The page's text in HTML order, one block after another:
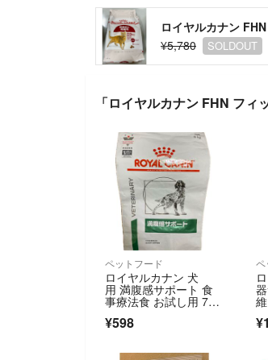
ロイヤルカナン
¥5,780
SOLDOUT
「ロイヤルカナン FHN フ
ペットフード
ロイヤルカナン 犬
用 満腹感サポート 食
事療法食 お試し用 700
ｇ
¥598
ペ